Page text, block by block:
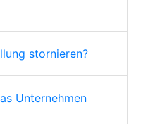
stornieren?
Unternehmen